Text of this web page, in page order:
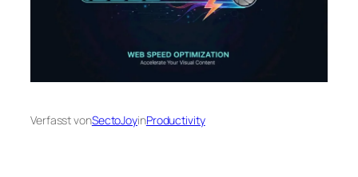
Verfasst vonSectoJoyinProductivity